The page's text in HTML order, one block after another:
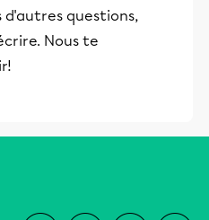
d'autres questions,
Nous te